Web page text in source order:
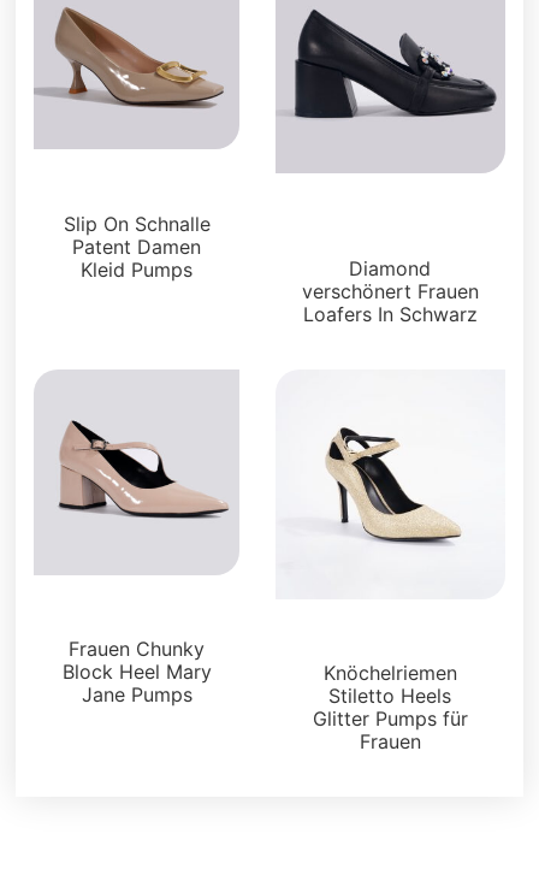
Slip On Schnalle
Patent Damen
Kleid Pumps
Diamond
verschönert Frauen
Loafers In Schwarz
Frauen Chunky
Block Heel Mary
Jane Pumps
Knöchelriemen
Stiletto Heels
Glitter Pumps für
Frauen